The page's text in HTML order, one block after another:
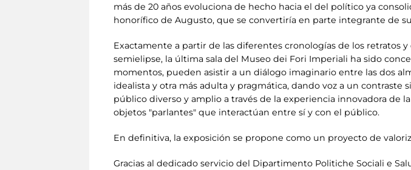
más de 20 años evoluciona de hecho hacia el del político ya
honorífico de Augusto, que se convertiría en parte integrante de
Exactamente a partir de las diferentes cronologías de los retratos
semielipse, la última sala del Museo dei Fori Imperiali ha sido
momentos, pueden asistir a un diálogo imaginario entre las dos
idealista y otra más adulta y pragmática, dando voz a un
público diverso y amplio a través de la experiencia innovadora de
objetos "parlantes" que interactúan entre sí y con el público.
En definitiva, la exposición se propone como un proyecto de
Gracias al dedicado servicio del Dipartimento Politiche Sociali e